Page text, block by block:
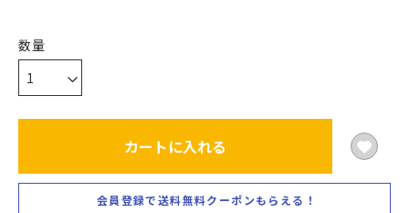
カートに入れる
会員登録で送料無料クーポンもらえる！